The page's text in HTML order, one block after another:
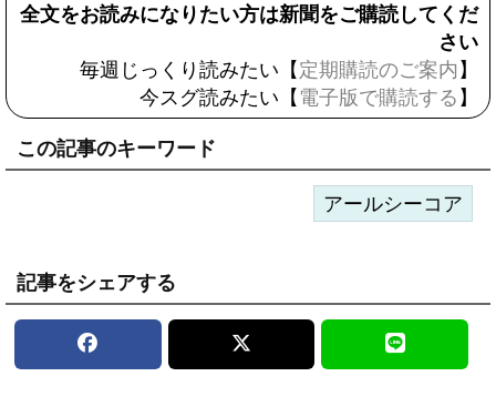
全文をお読みになりたい方は新聞をご購読してくだ
さい
毎週じっくり読みたい【 定期購読のご案内 】
今スグ読みたい【 電子版で購読する 】
この記事のキーワード
アールシーコア
記事をシェアする